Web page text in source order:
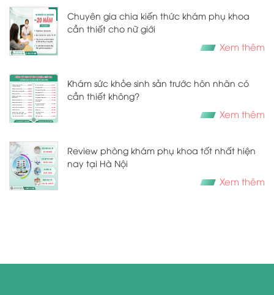
Chuyên gia chia kiến thức khám phụ khoa
cần thiết cho nữ giới
Xem thêm
Khám sức khỏe sinh sản trước hôn nhân có
cần thiết không?
Xem thêm
Review phòng khám phụ khoa tốt nhất hiện
nay tại Hà Nội
Xem thêm